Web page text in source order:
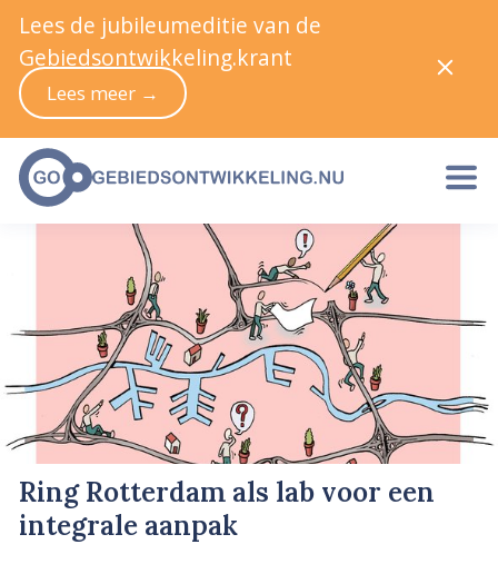
Ring Rotterdam als lab voor een
integrale aanpak
Lees de jubileumeditie van de
Gebiedsontwikkeling.krant
Lees meer →